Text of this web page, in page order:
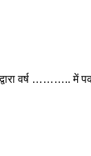
वर्ष ……….. में